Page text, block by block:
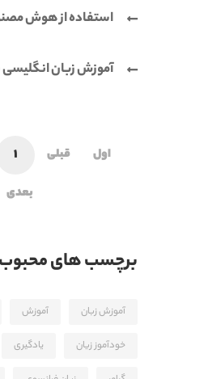
استفاده از هوش
آموزش زبان انگلیسی
اول قبلی 1
بعدی
برچسب های محبوب
آموزش زبان آموزش
خودآموز زیان یادگیری